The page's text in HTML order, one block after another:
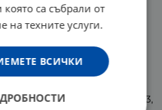
ALUMINUM
15 STEARYL ETHER, PEG-4
4 LAURATE, CETEARETH-33,
са събрали от
на техните услуги.
ВСИЧКИ